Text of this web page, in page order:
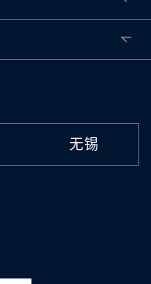
无锡